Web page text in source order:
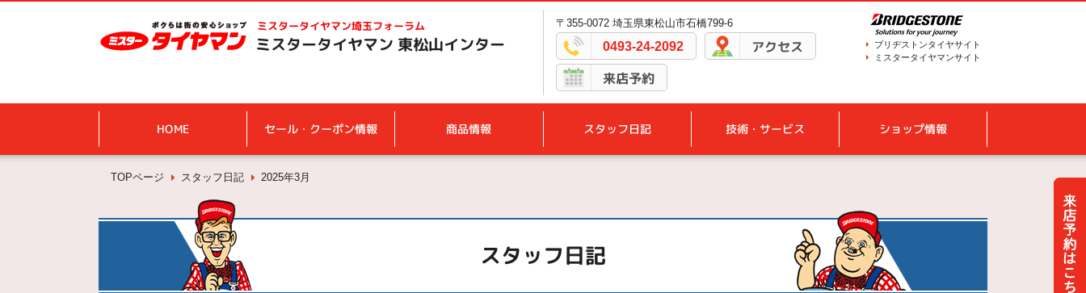
ミスタータイヤマン埼玉フォーラム
ミスタータイヤマン 東松山インター
〒355-0072 埼玉県東松山市石橋799-6
0493-24-2092 アクセス
来店予約
ブリヂストンタイヤサイト
ミスタータイヤマンサイト
HOME セール・クーポン情報 商品情報 スタッフ日記 技術・サービス ショップ情報
TOPページ スタッフ日記 2025年3月
スタッフ日記